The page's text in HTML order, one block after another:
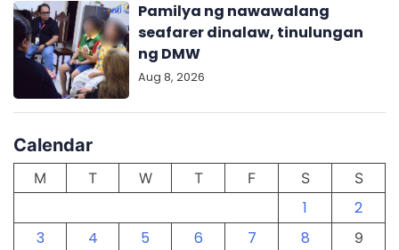
Pamilya ng nawawalang
seafarer dinalaw, tinulungan
ng DMW
Aug 8, 2026
Calendar
M T W T F S S
1
2
3
4 5 6 7 8
9